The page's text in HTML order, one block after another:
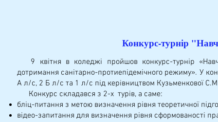
Конкурс-турнір
9 квітня в коледжі пройшов конкурс-турнір
дотримання санітарно-протиепідемічного режиму». У
А л/с, 2 Б л/с та 1 л/с під керівництвом Кузьменкової
Конкурс складався з 2-х турів, а саме:
бліц-питання з метою визначення рівня теоретичної
відео-запитання для визначення рівня сформованості